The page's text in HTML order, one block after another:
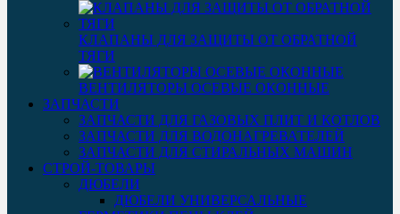
КЛАПАНЫ ДЛЯ ЗАЩИТЫ ОТ ОБРАТНОЙ
ТЯГИ
ВЕНТИЛЯТОРЫ ОСЕВЫЕ ОКОННЫЕ
ЗАПЧАСТИ
ЗАПЧАСТИ ДЛЯ ГАЗОВЫХ ПЛИТ И КОТЛОВ
ЗАПЧАСТИ ДЛЯ ВОДОНАГРЕВАТЕЛЕЙ
ЗАПЧАСТИ ДЛЯ СТИРАЛЬНЫХ МАШИН
СТРОЙ-ТОВАРЫ
ДЮБЕЛИ
ДЮБЕЛИ УНИВЕРСАЛЬНЫЕ